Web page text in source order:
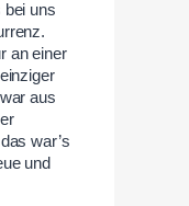
bei uns
an einer
aus
war’s
und